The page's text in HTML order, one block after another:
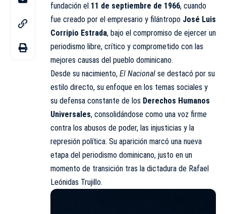
fundación el 11 de septiembre de 1966, cuando
fue creado por el empresario y filántropo José Luis
Corripio Estrada, bajo el compromiso de ejercer un
periodismo libre, crítico y comprometido con las
mejores causas del pueblo dominicano.
Desde su nacimiento, El Nacional se destacó por su
estilo directo, su enfoque en los temas sociales y
su defensa constante de los Derechos Humanos
Universales, consolidándose como una voz firme
contra los abusos de poder, las injusticias y la
represión política. Su aparición marcó una nueva
etapa del periodismo dominicano, justo en un
momento de transición tras la dictadura de Rafael
Leónidas Trujillo.